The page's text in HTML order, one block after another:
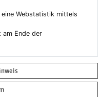
Webstatistik mittels
am Ende der